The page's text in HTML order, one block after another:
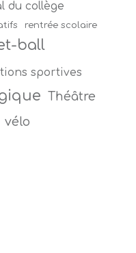
du collège
rentrée scolaire
ball
sportives
Théâtre
vélo